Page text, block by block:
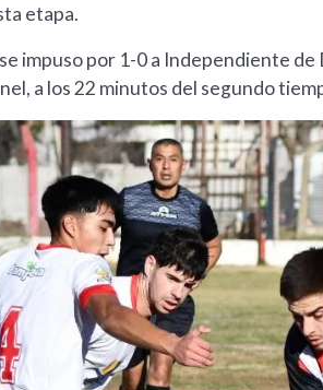
etapa.
impuso por 1-0 a Independiente
a los 22 minutos del segundo